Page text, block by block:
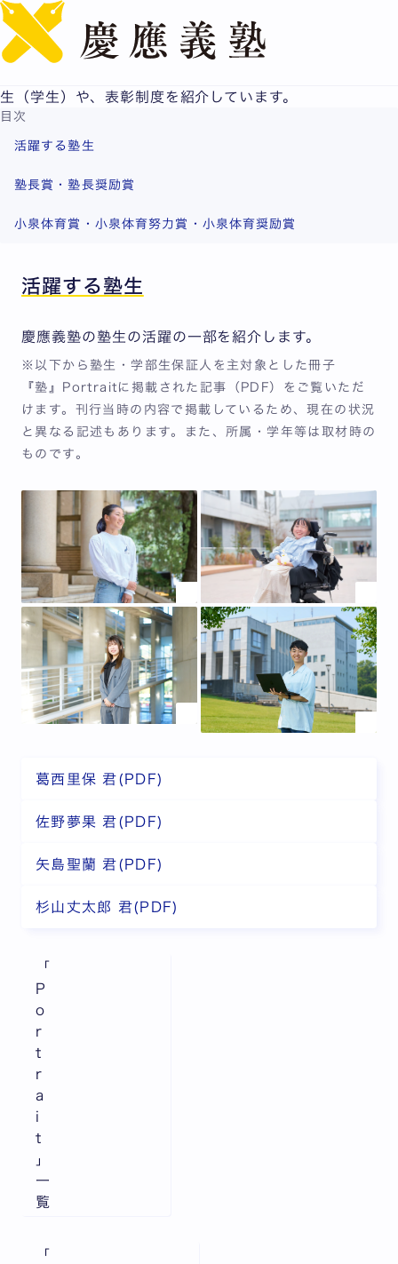
学生の活躍
生（学生）や、表彰制度を紹介しています。
目次
活躍する塾生
塾長賞・塾長奨励賞
小泉体育賞・小泉体育努力賞・小泉体育奨励賞
活躍する塾生
慶應義塾の塾生の活躍の一部を紹介します。
※以下から塾生・学部生保証人を主対象とした冊子
『塾』Portraitに掲載された記事（PDF）をご覧いただ
けます。刊行当時の内容で掲載しているため、現在の状況
と異なる記述もあります。また、所属・学年等は取材時の
ものです。
葛西里保 君(PDF)
佐野夢果 君(PDF)
矢島聖蘭 君(PDF)
杉山丈太郎 君(PDF)
「
P
o
r
t
r
a
i
t
」
一
覧
「